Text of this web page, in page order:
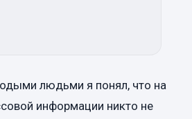
людьми я понял, что на
информации никто не